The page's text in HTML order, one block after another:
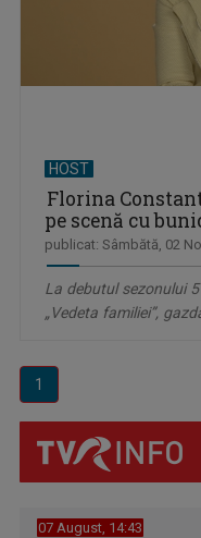
HOST
Florina
pe scenă cu
publicat: Sâmbătă, 02
La debutul sezonului
„Vedeta familiei”,
1
07 August, 14:43